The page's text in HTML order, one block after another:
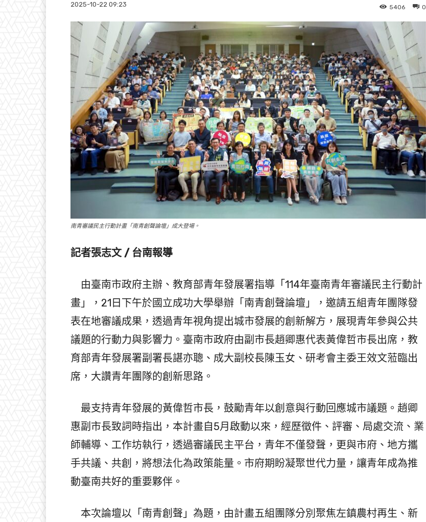
2025-10-22 09:23 0
5406
南青審議民主行動計畫「南青創聲論壇」成大登場。
記者張志文 / 台南報導
由臺南市政府主辦、教育部青年發展署指導「114年臺南青年審議民主行動計
畫」，21日下午於國立成功大學舉辦「南青創聲論壇」，邀請五組青年團隊發
表在地審議成果，透過青年視角提出城市發展的創新解方，展現青年參與公共
議題的行動力與影響力。臺南市政府由副市長趙卿惠代表黃偉哲市長出席，教
育部青年發展署副署長諶亦聰、成大副校長陳玉女、研考會主委王效文蒞臨出
席，大讚青年團隊的創新思路。
最支持青年發展的黃偉哲市長，鼓勵青年以創意與行動回應城市議題。趙卿
惠副市長致詞時指出，本計畫自5月啟動以來，經歷徵件、評審、局處交流、業
師輔導、工作坊執行，透過審議民主平台，青年不僅發聲，更與市府、地方攜
手共議、共創，將想法化為政策能量。市府期盼凝聚世代力量，讓青年成為推
動臺南共好的重要夥伴。
本次論壇以「南青創聲」為題，由計畫五組團隊分別聚焦左鎮農村再生、新